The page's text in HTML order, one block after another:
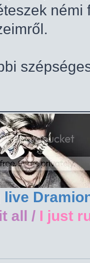
némi
live
all / I just